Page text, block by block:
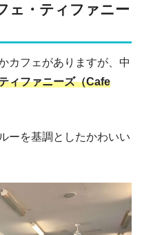
ェ・ティファニー
カフェがありますが、中
ィファニーズ（Cafe
ーを基調としたかわいい